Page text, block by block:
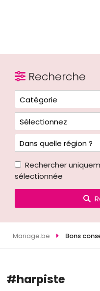
Recherche
Rechercher
sélectionnée
Mariage.be Bons
#harpiste